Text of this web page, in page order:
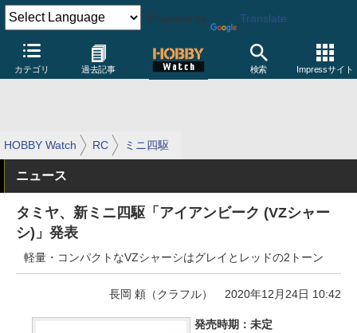
Powered by Translate
カテゴリ 過去記事 検索 Impressサイト
HOBBY Watch RC ミニ四駆
ニュース
タミヤ、新ミニ四駆「アイアンビーク (VZシャー
シ)」発表
軽量・コンパクトなVZシャーシはグレイとレッドの2トーン
長岡 頼（クラフル） 2020年12月24日 10:42
発売時期：未定